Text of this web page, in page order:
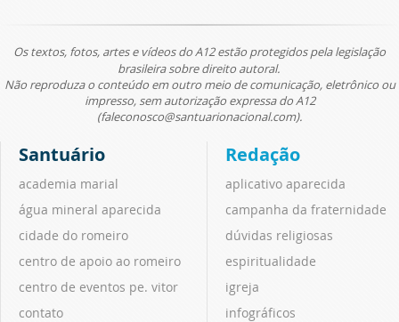
Os textos, fotos, artes e vídeos do A12 estão protegidos pela legislação
brasileira sobre direito autoral.
Não reproduza o conteúdo em outro meio de comunicação, eletrônico ou
impresso, sem autorização expressa do A12
(faleconosco@santuarionacional.com).
Santuário
academia marial
água mineral aparecida
cidade do romeiro
centro de apoio ao romeiro
centro de eventos pe. vitor
contato
Redação
aplicativo aparecida
campanha da fraternidade
dúvidas religiosas
espiritualidade
igreja
infográficos